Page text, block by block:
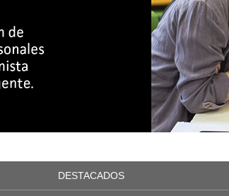
DESTACADOS